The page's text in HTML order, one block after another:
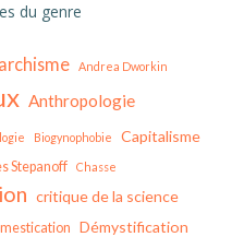
du genre
Andrea Dworkin
Anthropologie
Biogynophobie Capitalisme
Stepanoff Chasse
critique de la science
Démystification